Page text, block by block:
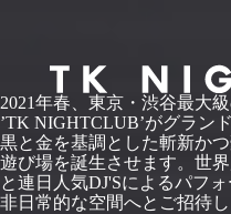
2021年春、東京・渋谷最大
’TK NIGHTCLUB’がグラン
黒と金を基調とした斬新か
遊び場を誕生させます。世
と連日人気DJ'Sによるパフ
非日常的な空間へとご招待し